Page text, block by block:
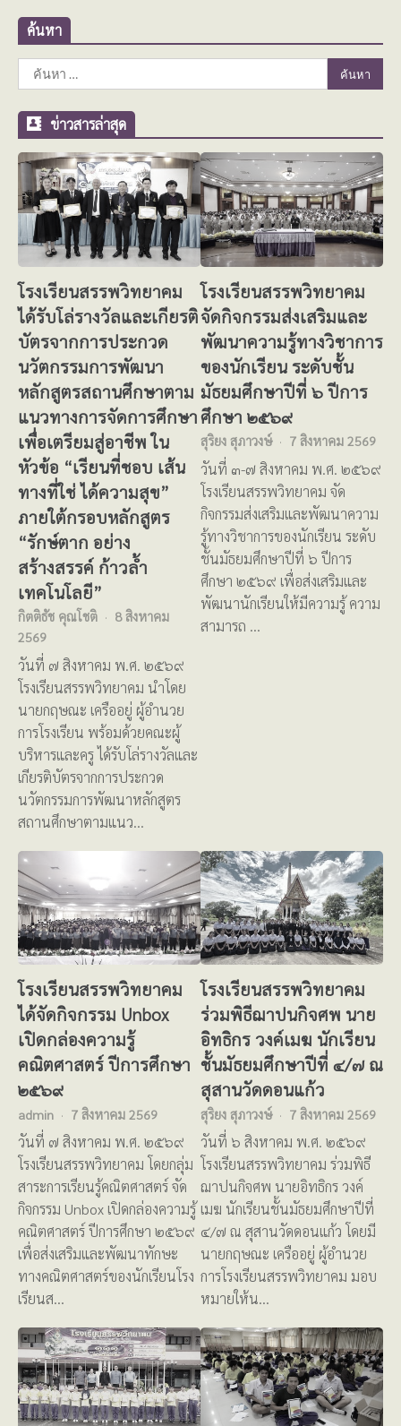
ค้นหา
ค้นหา
สำหรับ:
ข่าวสารล่าสุด
โรงเรียนสรรพวิทยาคม
ได้รับโล่รางวัลและเกียรติ
บัตรจากการประกวด
นวัตกรรมการพัฒนา
หลักสูตรสถานศึกษาตาม
แนวทางการจัดการศึกษา
เพื่อเตรียมสู่อาชีพ ใน
หัวข้อ “เรียนที่ชอบ เส้น
ทางที่ใช่ ได้ความสุข”
ภายใต้กรอบหลักสูตร
“รักษ์ตาก อย่าง
สร้างสรรค์ ก้าวล้ำ
เทคโนโลยี”
กิตติธัช คุณโชติ
8 สิงหาคม
2569
วันที่ ๗ สิงหาคม พ.ศ. ๒๕๖๙
โรงเรียนสรรพวิทยาคม นำโดย
นายกฤษณะ เครืออยู่ ผู้อำนวย
การโรงเรียน พร้อมด้วยคณะผู้
บริหารและครู ได้รับโล่รางวัลและ
เกียรติบัตรจากการประกวด
นวัตกรรมการพัฒนาหลักสูตร
สถานศึกษาตามแนว…
โรงเรียนสรรพวิทยาคม
จัดกิจกรรมส่งเสริมและ
พัฒนาความรู้ทางวิชาการ
ของนักเรียน ระดับชั้น
มัธยมศึกษาปีที่ ๖ ปีการ
ศึกษา ๒๕๖๙
สุริยง สุภาวงษ์ 7 สิงหาคม 2569
วันที่ ๓-๗ สิงหาคม พ.ศ. ๒๕๖๙
โรงเรียนสรรพวิทยาคม จัด
กิจกรรมส่งเสริมและพัฒนาความ
รู้ทางวิชาการของนักเรียน ระดับ
ชั้นมัธยมศึกษาปีที่ ๖ ปีการ
ศึกษา ๒๕๖๙ เพื่อส่งเสริมและ
พัฒนานักเรียนให้มีความรู้ ความ
สามารถ …
โรงเรียนสรรพวิทยาคม
ได้จัดกิจกรรม Unbox
เปิดกล่องความรู้
คณิตศาสตร์ ปีการศึกษา
๒๕๖๙
admin 7 สิงหาคม 2569
วันที่ ๗ สิงหาคม พ.ศ. ๒๕๖๙
โรงเรียนสรรพวิทยาคม โดยกลุ่ม
สาระการเรียนรู้คณิตศาสตร์ จัด
กิจกรรม Unbox เปิดกล่องความรู้
คณิตศาสตร์ ปีการศึกษา ๒๕๖๙
เพื่อส่งเสริมและพัฒนาทักษะ
ทางคณิตศาสตร์ของนักเรียนโรง
เรียนส…
โรงเรียนสรรพวิทยาคม
ร่วมพิธีฌาปนกิจศพ นาย
อิทธิกร วงค์เมฆ นักเรียน
ชั้นมัธยมศึกษาปีที่ ๔/๗ ณ
สุสานวัดดอนแก้ว
สุริยง สุภาวงษ์ 7 สิงหาคม 2569
วันที่ ๖ สิงหาคม พ.ศ. ๒๕๖๙
โรงเรียนสรรพวิทยาคม ร่วมพิธี
ฌาปนกิจศพ นายอิทธิกร วงค์
เมฆ นักเรียนชั้นมัธยมศึกษาปีที่
๔/๗ ณ สุสานวัดดอนแก้ว โดยมี
นายกฤษณะ เครืออยู่ ผู้อำนวย
การโรงเรียนสรรพวิทยาคม มอบ
หมายให้น…